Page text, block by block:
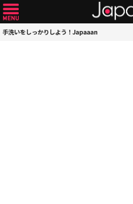
手洗いをしっかりしよう！Japaaan